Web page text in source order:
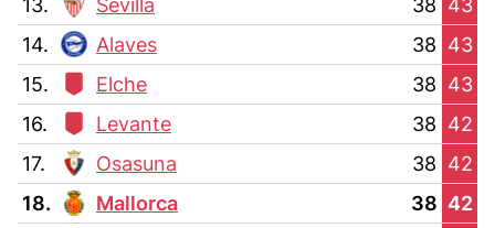
13.
Sevilla 38 43
14.
Alaves 38 43
15.
Elche 38 43
16.
Levante 38 42
17.
Osasuna 38 42
18.
Mallorca 38 42